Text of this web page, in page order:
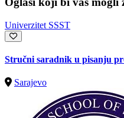
Univerzitet SSST
Stručni saradnik u pisanju
Sarajevo